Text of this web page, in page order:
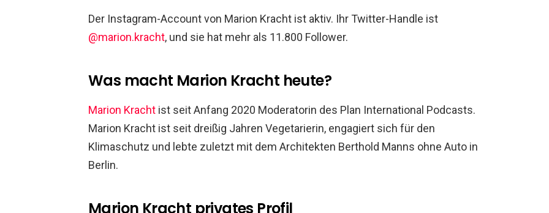
Der Instagram-Account von Marion Kracht ist aktiv. Ihr Twitter-Handle ist
@marion.kracht, und sie hat mehr als 11.800 Follower.
Was macht Marion Kracht heute?
Marion Kracht ist seit Anfang 2020 Moderatorin des Plan International Podcasts.
Marion Kracht ist seit dreißig Jahren Vegetarierin, engagiert sich für den
Klimaschutz und lebte zuletzt mit dem Architekten Berthold Manns ohne Auto in
Berlin.
Marion Kracht privates Profil